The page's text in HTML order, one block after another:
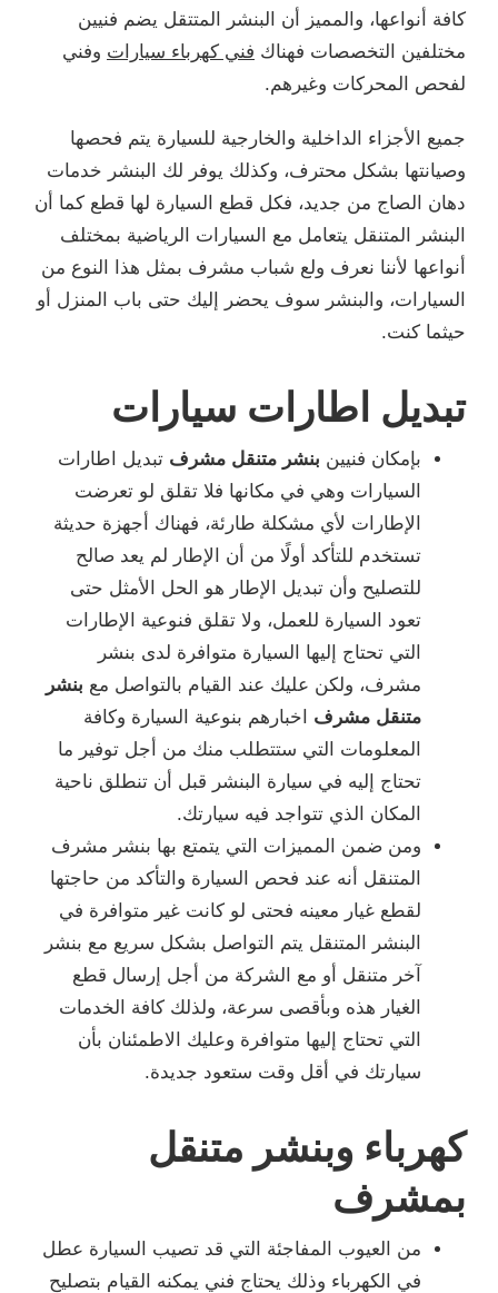
كافة أنواعها، والمميز أن البنشر المتتقل يضم فنيين
مختلفين التخصصات فهناك فني كهرباء سيارات وفني
لفحص المحركات وغيرهم.
جميع الأجزاء الداخلية والخارجية للسيارة يتم فحصها
وصيانتها بشكل محترف، وكذلك يوفر لك البنشر خدمات
دهان الصاج من جديد، فكل قطع السيارة لها قطع كما أن
البنشر المتنقل يتعامل مع السيارات الرياضية بمختلف
أنواعها لأننا نعرف ولع شباب مشرف بمثل هذا النوع من
السيارات، والبنشر سوف يحضر إليك حتى باب المنزل أو
حيثما كنت.
تبديل اطارات سيارات
بإمكان فنيين بنشر متنقل مشرف تبديل اطارات
السيارات وهي في مكانها فلا تقلق لو تعرضت
الإطارات لأي مشكلة طارئة، فهناك أجهزة حديثة
تستخدم للتأكد أولًا من أن الإطار لم يعد صالح
للتصليح وأن تبديل الإطار هو الحل الأمثل حتى
تعود السيارة للعمل، ولا تقلق فنوعية الإطارات
التي تحتاج إليها السيارة متوافرة لدى بنشر
مشرف، ولكن عليك عند القيام بالتواصل مع بنشر
متنقل مشرف اخبارهم بنوعية السيارة وكافة
المعلومات التي ستتطلب منك من أجل توفير ما
تحتاج إليه في سيارة البنشر قبل أن تنطلق ناحية
المكان الذي تتواجد فيه سيارتك.
ومن ضمن المميزات التي يتمتع بها بنشر مشرف
المتنقل أنه عند فحص السيارة والتأكد من حاجتها
لقطع غيار معينه فحتى لو كانت غير متوافرة في
البنشر المتنقل يتم التواصل بشكل سريع مع بنشر
آخر متنقل أو مع الشركة من أجل إرسال قطع
الغيار هذه وبأقصى سرعة، ولذلك كافة الخدمات
التي تحتاج إليها متوافرة وعليك الاطمئنان بأن
سيارتك في أقل وقت ستعود جديدة.
كهرباء وبنشر متنقل
بمشرف
من العيوب المفاجئة التي قد تصيب السيارة عطل
في الكهرباء وذلك يحتاج فني يمكنه القيام بتصليح